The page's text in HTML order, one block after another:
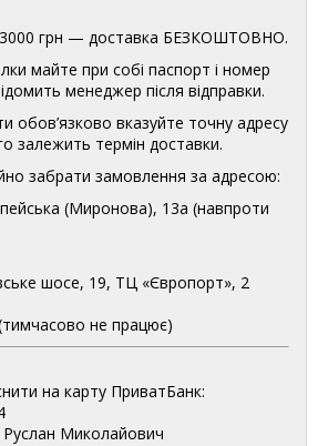
3000 грн — доставка БЕЗКОШТОВНО.
майте при собі паспорт і номер
менеджер після відправки.
обов’язково вказуйте точну адресу
залежить термін доставки.
забрати замовлення за адресою:
(Миронова), 13а (навпроти
шосе, 19, ТЦ «Європорт», 2
не працює)
на карту ПриватБанк:
Миколайович